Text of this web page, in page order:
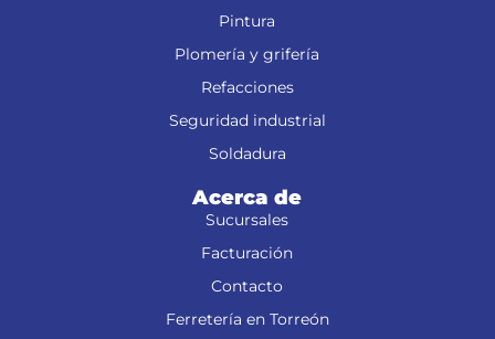
Pintura
Plomería y grifería
Refacciones
Seguridad industrial
Soldadura
Acerca de
Sucursales
Facturación
Contacto
Ferretería en Torreón